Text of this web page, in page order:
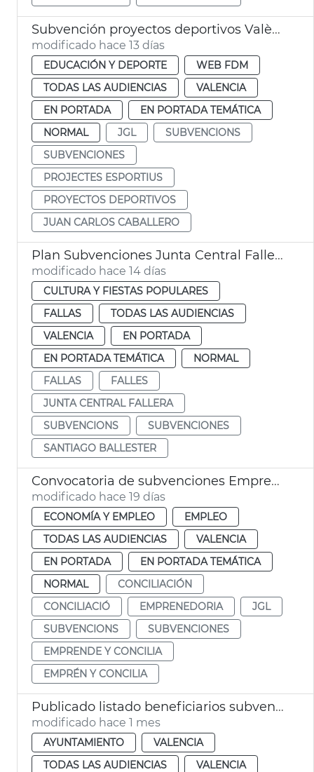
Subvención proyectos deportivos València
modificado hace 13 días
EDUCACIÓN Y DEPORTE
WEB FDM
TODAS LAS AUDIENCIAS
VALENCIA
EN PORTADA
EN PORTADA TEMÁTICA
NORMAL
JGL
SUBVENCIONS
SUBVENCIONES
PROJECTES ESPORTIUS
PROYECTOS DEPORTIVOS
JUAN CARLOS CABALLERO
Plan Subvenciones Junta Central Fallera València
modificado hace 14 días
CULTURA Y FIESTAS POPULARES
FALLAS
TODAS LAS AUDIENCIAS
VALENCIA
EN PORTADA
EN PORTADA TEMÁTICA
NORMAL
FALLAS
FALLES
JUNTA CENTRAL FALLERA
SUBVENCIONS
SUBVENCIONES
SANTIAGO BALLESTER
Convocatoria de subvenciones Emprende y concilia
modificado hace 19 días
ECONOMÍA Y EMPLEO
EMPLEO
TODAS LAS AUDIENCIAS
VALENCIA
EN PORTADA
EN PORTADA TEMÁTICA
NORMAL
CONCILIACIÓN
CONCILIACIÓ
EMPRENEDORIA
JGL
SUBVENCIONS
SUBVENCIONES
EMPRENDE Y CONCILIA
EMPRÉN Y CONCILIA
Publicado listado beneficiarios subvenciones patrimonio pesquero 2026 València
modificado hace 1 mes
AYUNTAMIENTO
VALENCIA
TODAS LAS AUDIENCIAS
VALENCIA